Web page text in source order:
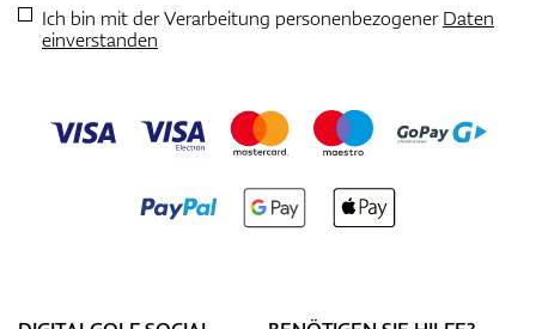
Ich bin mit der Verarbeitung personenbezogenerDaten
einverstanden